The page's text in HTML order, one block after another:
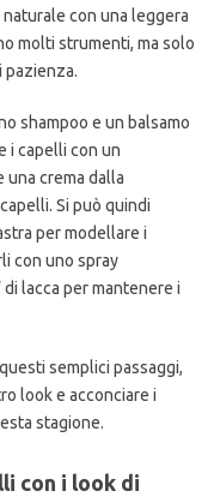
con una leggera
molti strumenti, ma solo
pazienza.
shampoo e un balsamo
i capelli con un
una crema dalla
Si può quindi
per modellare i
con uno spray
lacca per mantenere i
semplici passaggi,
look e acconciare i
stagione.
con i look di